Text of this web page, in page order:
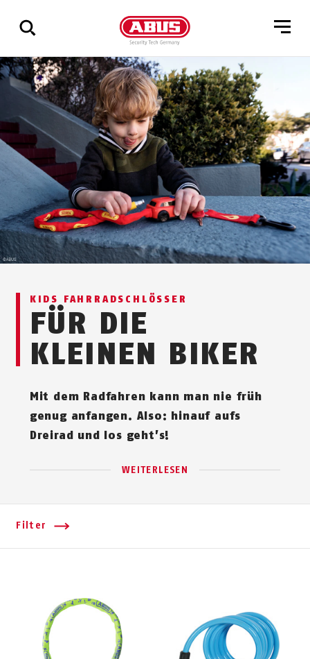
Zeige
alle
Ergebnisse
KIDS FAHRRADSCHLÖSSER
FÜR DIE
KLEINEN BIKER
Mit dem Radfahren kann man nie früh
genug anfangen. Also: hinauf aufs
Dreirad und los geht’s!
WEITERLESEN
Filter